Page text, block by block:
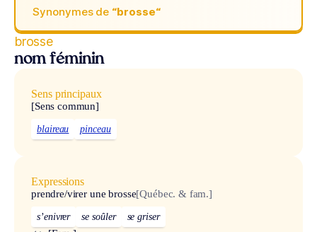
Synonymes de “brosse“
brosse
nom féminin
Sens principaux
[Sens commun]
blaireau pinceau
Expressions
prendre/virer une brosse[Québec. & fam.]
s’enivrer se soûler se griser